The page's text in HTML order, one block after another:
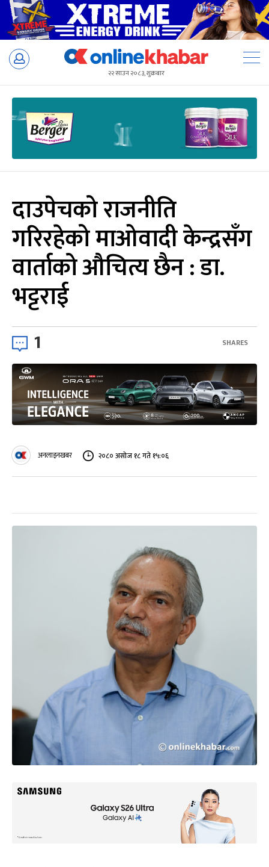
Skip
२२ साउन २०८३, शुक्रबार
दाउपेचको राजनीति
गरिरहेको माओवादी केन्द्रसँग
वार्ताको औचित्य छैन : डा.
भट्टराई
1 SHARES
अनलाइनखबर २०८० असोज १८ गते १५:०६